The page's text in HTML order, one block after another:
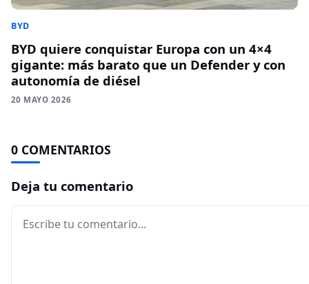
BYD
BYD quiere conquistar Europa con un 4×4
gigante: más barato que un Defender y con
autonomía de diésel
20 MAYO 2026
0 COMENTARIOS
Deja tu comentario
Comentario